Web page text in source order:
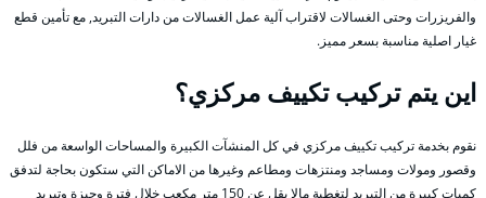
والفريزرات وحتى الغسالات لاقتراب آلية عمل الغسالات من دارات التبريد, مع تأمين قطع
غيار اصلية مناسبة بسعر مميز.
اين يتم تركيب تكييف مركزي؟
نقوم بخدمة تركيب تكييف مركزي في كل المنشآت الكبيرة والمساحات الواسعة من فلل
وقصور ومولات ومساجد ومنتزهات ومطاعم وغيرها من الاماكن التي ستكون بحاجة لتدفق
كميات كبيرة من التبريد لتغطية مالا يقل عن 150 متر مكعب خلال فترة وجيزة وتبريد